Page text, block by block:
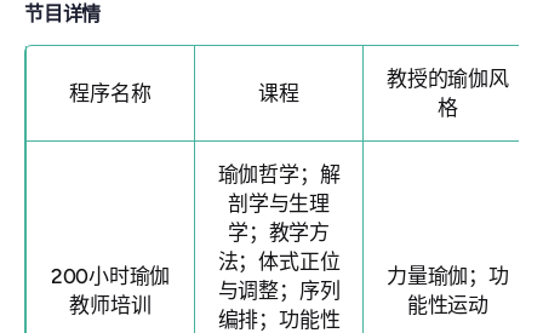
节目详情
程序名称 课程
教授的瑜伽风
格
200小时瑜伽
教师培训
瑜伽哲学；解
剖学与生理
学；教学方
法；体式正位
与调整；序列
编排；功能性
力量瑜伽；功
能性运动